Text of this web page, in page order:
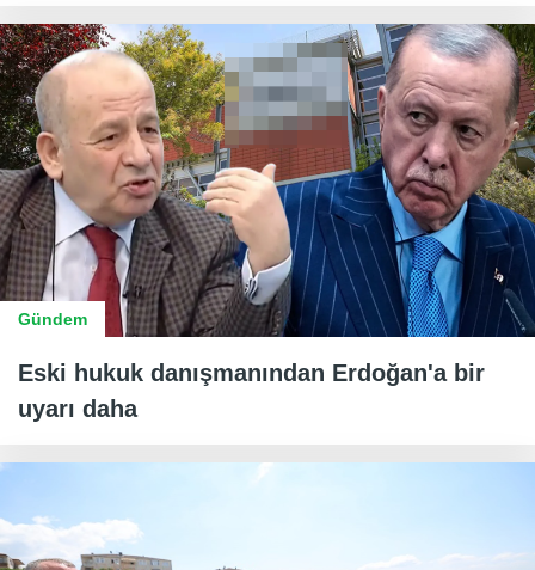
Gündem
Eski hukuk danışmanından Erdoğan'a bir
uyarı daha